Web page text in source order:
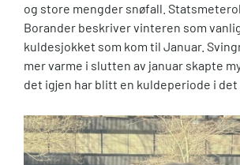
og store mengder snøfall.
Borander beskriver vinteren som
kuldesjokket som kom til Januar.
mer varme i slutten av januar skapte
det igjen har blitt en kuldeperiode i det